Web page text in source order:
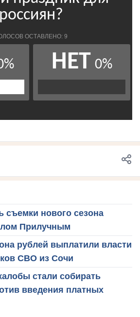
съемки нового сезона
Прилучным
рублей выплатили власти
СВО из Сочи
стали собирать
введения платных